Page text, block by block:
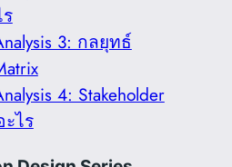
3: กลยุทธ์
4: Stakeholder
ไร